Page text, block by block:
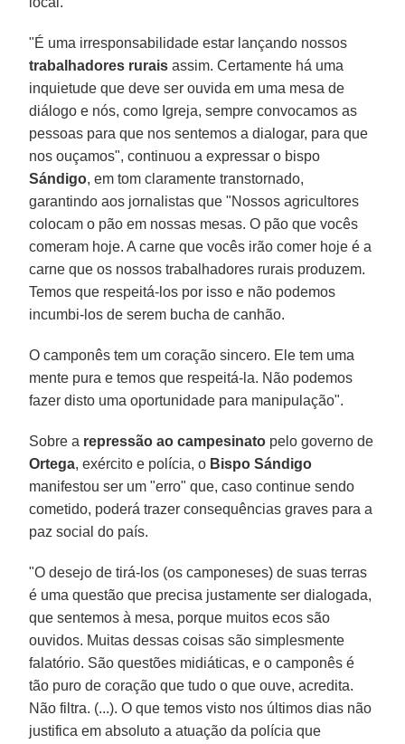
"É uma irresponsabilidade estar lançando nossos
trabalhadores rurais assim. Certamente há uma
inquietude que deve ser ouvida em uma mesa de
diálogo e nós, como Igreja, sempre convocamos as
pessoas para que nos sentemos a dialogar, para que
nos ouçamos", continuou a expressar o bispo
Sándigo, em tom claramente transtornado,
garantindo aos jornalistas que "Nossos agricultores
colocam o pão em nossas mesas. O pão que vocês
comeram hoje. A carne que vocês irão comer hoje é a
carne que os nossos trabalhadores rurais produzem.
Temos que respeitá-los por isso e não podemos
incumbi-los de serem bucha de canhão.
O camponês tem um coração sincero. Ele tem uma
mente pura e temos que respeitá-la. Não podemos
fazer disto uma oportunidade para manipulação".
Sobre a repressão ao campesinato pelo governo de
Ortega, exército e polícia, o Bispo Sándigo
manifestou ser um "erro" que, caso continue sendo
cometido, poderá trazer consequências graves para a
paz social do país.
"O desejo de tirá-los (os camponeses) de suas terras
é uma questão que precisa justamente ser dialogada,
que sentemos à mesa, porque muitos ecos são
ouvidos. Muitas dessas coisas são simplesmente
falatório. São questões midiáticas, e o camponês é
tão puro de coração que tudo o que ouve, acredita.
Não filtra. (...). O que temos visto nos últimos dias não
justifica em absoluto a atuação da polícia que